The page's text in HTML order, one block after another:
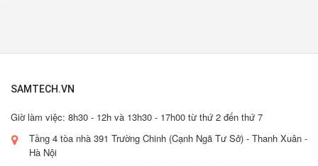
SAMTECH.VN
Giờ làm việc: 8h30 - 12h và 13h30 - 17h00 từ thứ 2 đến thứ 7
Tầng 4 tòa nhà 391 Trường Chinh (Cạnh Ngã Tư Sở) - Thanh Xuân -
Hà Nội